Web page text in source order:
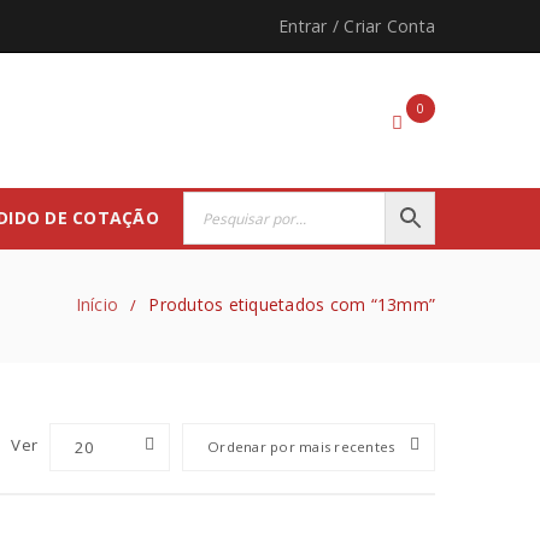
Entrar / Criar Conta
0
DE COTAÇÃO
Início / Produtos etiquetados com “13mm”
Ordenar por mais recentes
Ver 20